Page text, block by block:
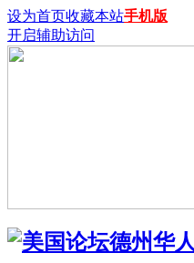
设为首页收藏本站手机版
开启辅助访问